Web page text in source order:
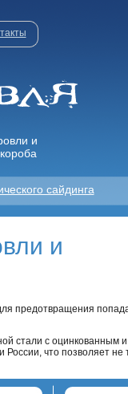
и
сайдинга
и
предотвращения
стали с оцинкованным
что позволяет не